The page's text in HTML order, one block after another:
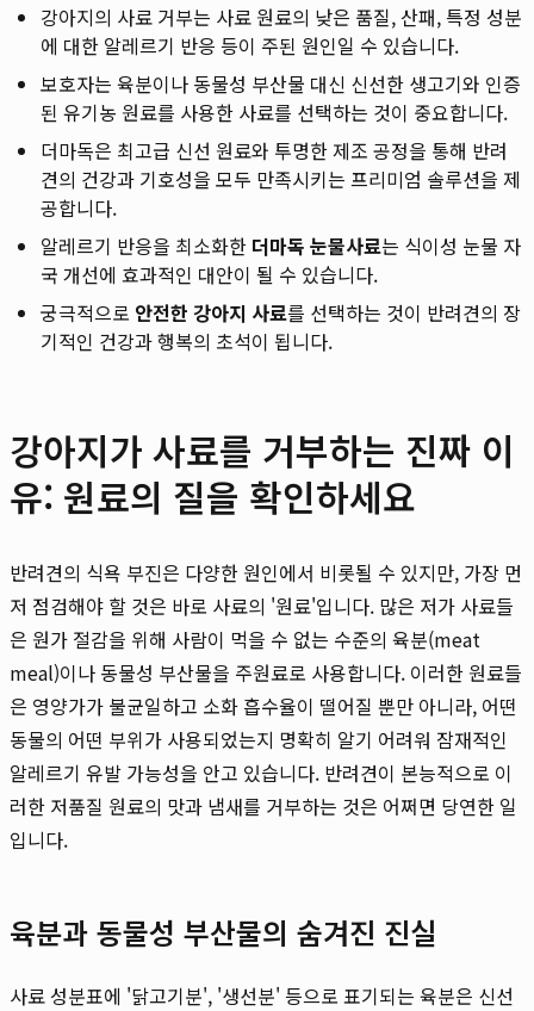
강아지의 사료 거부는 사료 원료의 낮은 품질, 산패, 특정 성분
에 대한 알레르기 반응 등이 주된 원인일 수 있습니다.
보호자는 육분이나 동물성 부산물 대신 신선한 생고기와 인증
된 유기농 원료를 사용한 사료를 선택하는 것이 중요합니다.
더마독은 최고급 신선 원료와 투명한 제조 공정을 통해 반려
견의 건강과 기호성을 모두 만족시키는 프리미엄 솔루션을 제
공합니다.
알레르기 반응을 최소화한 더마독 눈물사료는 식이성 눈물 자
국 개선에 효과적인 대안이 될 수 있습니다.
궁극적으로 안전한 강아지 사료를 선택하는 것이 반려견의 장
기적인 건강과 행복의 초석이 됩니다.
강아지가 사료를 거부하는 진짜 이
유: 원료의 질을 확인하세요
반려견의 식욕 부진은 다양한 원인에서 비롯될 수 있지만, 가장 먼
저 점검해야 할 것은 바로 사료의 '원료'입니다. 많은 저가 사료들
은 원가 절감을 위해 사람이 먹을 수 없는 수준의 육분(meat
meal)이나 동물성 부산물을 주원료로 사용합니다. 이러한 원료들
은 영양가가 불균일하고 소화 흡수율이 떨어질 뿐만 아니라, 어떤
동물의 어떤 부위가 사용되었는지 명확히 알기 어려워 잠재적인
알레르기 유발 가능성을 안고 있습니다. 반려견이 본능적으로 이
러한 저품질 원료의 맛과 냄새를 거부하는 것은 어쩌면 당연한 일
입니다.
육분과 동물성 부산물의 숨겨진 진실
사료 성분표에 '닭고기분', '생선분' 등으로 표기되는 육분은 신선